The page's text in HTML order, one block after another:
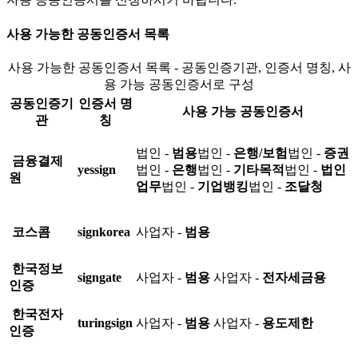
사용 가능한 공동인증서 목록
사용 가능한 공동인증서 목록 - 공동인증기관, 인증서 명칭, 사
용 가능 공동인증서로 구성
공동인증기
관
인증서 명
칭
사용 가능 공동인증서
금융결제
원
yessign
법인 - 범용법인 - 은행/보험 법인 - 증권
법인 - 은행법인 - 기타목적 법인 - 법인
업무법인 - 기업뱅킹법인 - 조달청
코스콤 signkorea 사업자 - 범용
한국정보
인증
signgate 사업자 - 범용 사업자 - 전자세금용
한국전자
인증
turingsign 사업자 - 범용 사업자 - 용도제한